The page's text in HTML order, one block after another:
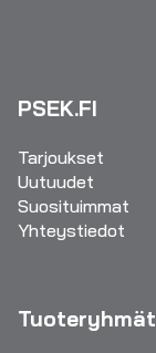
PSEK.FI
Tarjoukset
Uutuudet
Suosituimmat
Yhteystiedot
Tuoteryhmät